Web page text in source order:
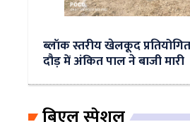
ब्लॉक स्तरीय खेलकूद
दौड़ में अंकित पाल ने बाजी मारी